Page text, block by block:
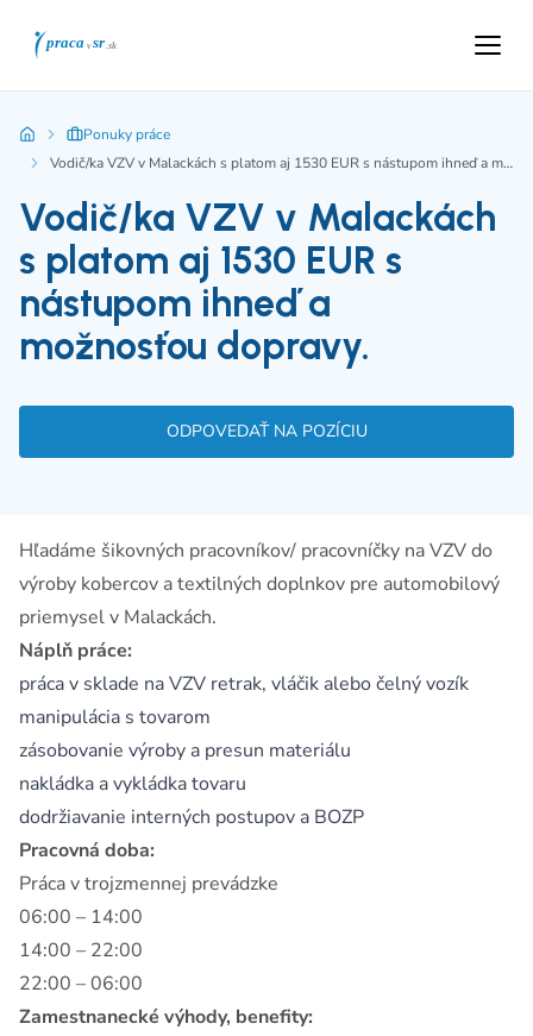
Ponuky práce
Vodič/ka VZV v Malackách s platom aj 1530 EUR s nástupom ihneď a možnosťou dopravy.
Vodič/ka VZV v Malackách
s platom aj 1530 EUR s
nástupom ihneď a
možnosťou dopravy.
ODPOVEDAŤ NA POZÍCIU
Hľadáme šikovných pracovníkov/ pracovníčky na VZV do
výroby kobercov a textilných doplnkov pre automobilový
priemysel v Malackách.
Náplň práce:
práca v sklade na VZV retrak, vláčik alebo čelný vozík
manipulácia s tovarom
zásobovanie výroby a presun materiálu
nakládka a vykládka tovaru
dodržiavanie interných postupov a BOZP
Pracovná doba:
Práca v trojzmennej prevádzke
06:00 – 14:00
14:00 – 22:00
22:00 – 06:00
Zamestnanecké výhody, benefity: